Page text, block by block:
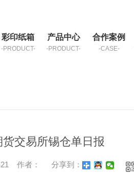
彩印纸箱
-PRODUCT-
产品中心
-PRODUCT-
合作案例
-CASE-
交易所锡仓单日报
21 作者： 分享到：